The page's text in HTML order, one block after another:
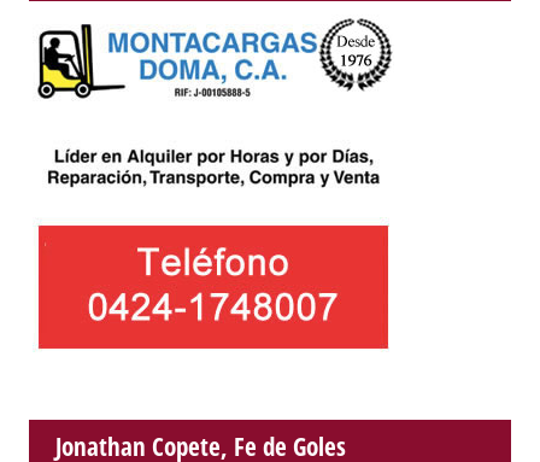
Jonathan Copete, Fe de Goles